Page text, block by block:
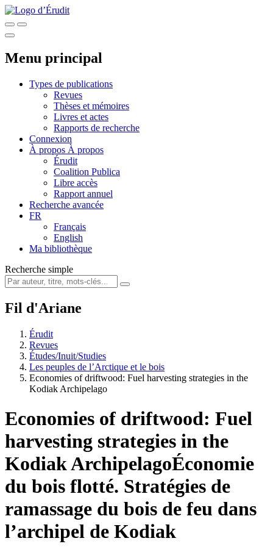
Menu principal
Types de publications
Revues
Thèses et mémoires
Livres et actes
Rapports de recherche
Connexion
À propos À propos
Érudit
Coalition Publica
Libre accès
Rapport annuel
Recherche avancée
FR
Français
English
Ma bibliothèque
Recherche simple
Fil d'Ariane
Érudit
Revues
Études/Inuit/Studies
Les peuples de l’Arctique et le bois
Economies of driftwood: Fuel harvesting strategies in the
Kodiak Archipelago
Economies of driftwood: Fuel
harvesting strategies in the
Kodiak ArchipelagoÉconomie
du bois flotté. Stratégies de
ramassage du bois de feu dans
l’archipel de Kodiak